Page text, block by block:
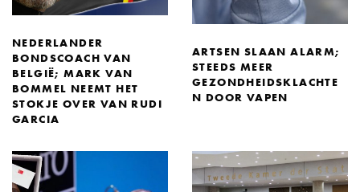
NEDERLANDER
BONDSCOACH VAN
BELGIË; MARK VAN
BOMMEL NEEMT HET
STOKJE OVER VAN RUDI
GARCIA
ARTSEN SLAAN ALARM;
STEEDS MEER
GEZONDHEIDSKLACHTE
N DOOR VAPEN